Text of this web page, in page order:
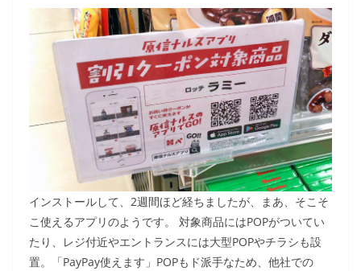
インストールして、2週間ほど経ちましたが、まあ、そこそ
こ使えるアプリのようです。 対象商品にはPOPがついてい
たり、レジ付近やエントランスには大型POPやチラシも設
置。「PayPay使えます」POPもド派手なため、他社での